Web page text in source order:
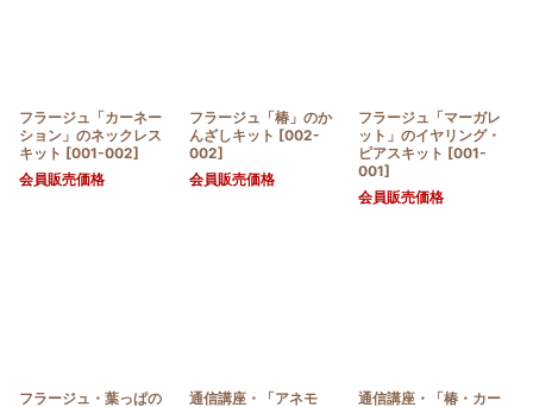
フラージュ「カーネー
ション」のネックレス
キット [001-002]
会員販売価格
フラージュ「椿」のか
んざしキット [002-
002]
会員販売価格
フラージュ「マーガレ
ット」のイヤリング・
ピアスキット [001-
001]
会員販売価格
フラージュ・葉っぱの
通信講座・「アネモ
通信講座・「椿・カー